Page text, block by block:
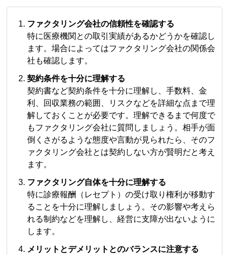
ファクタリング会社の信頼性を確認する
特に医療機関との取引実績があるかどうかを確認し
ます。場合によってはファクタリング会社の関係会
社も確認します。
契約条件を十分に理解する
契約書など契約条件を十分に理解し、手数料、金
利、回収業務の範囲、リスクなどを詳細な点まで理
解しておくことが必要です。理解できるまで何度で
もファクタリング会社に質問しましょう。相手が面
倒くさがるような態度や言動が見られたら、そのフ
ァクタリング会社とは契約しない方が賢明だと考え
ます。
ファクタリング自体を十分に理解する
特に診療報酬（レセプト）の受け取り権利が移動す
ることを十分に理解しましょう。その影響や考えら
れる制約などを理解し、経営に支障が出ないように
します。
メリットとデメリットとのバランスに注意する